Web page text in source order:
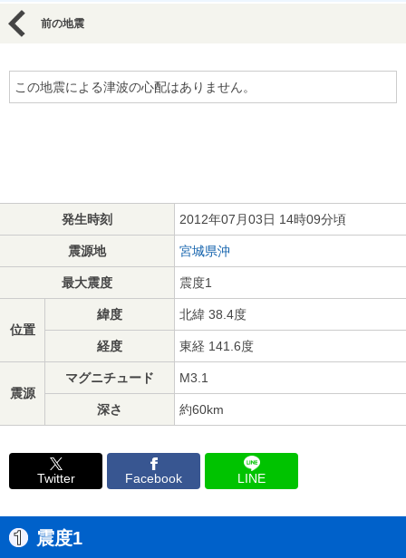
前の地震
この地震による津波の心配はありません。
発生時刻 2012年07月03日 14時09分頃
震源地 宮城県沖
最大震度 震度1
位置
緯度 北緯 38.4度
経度 東経 141.6度
震源
マグニチュード M3.1
深さ 約60km
Twitter Facebook LINE
震度1